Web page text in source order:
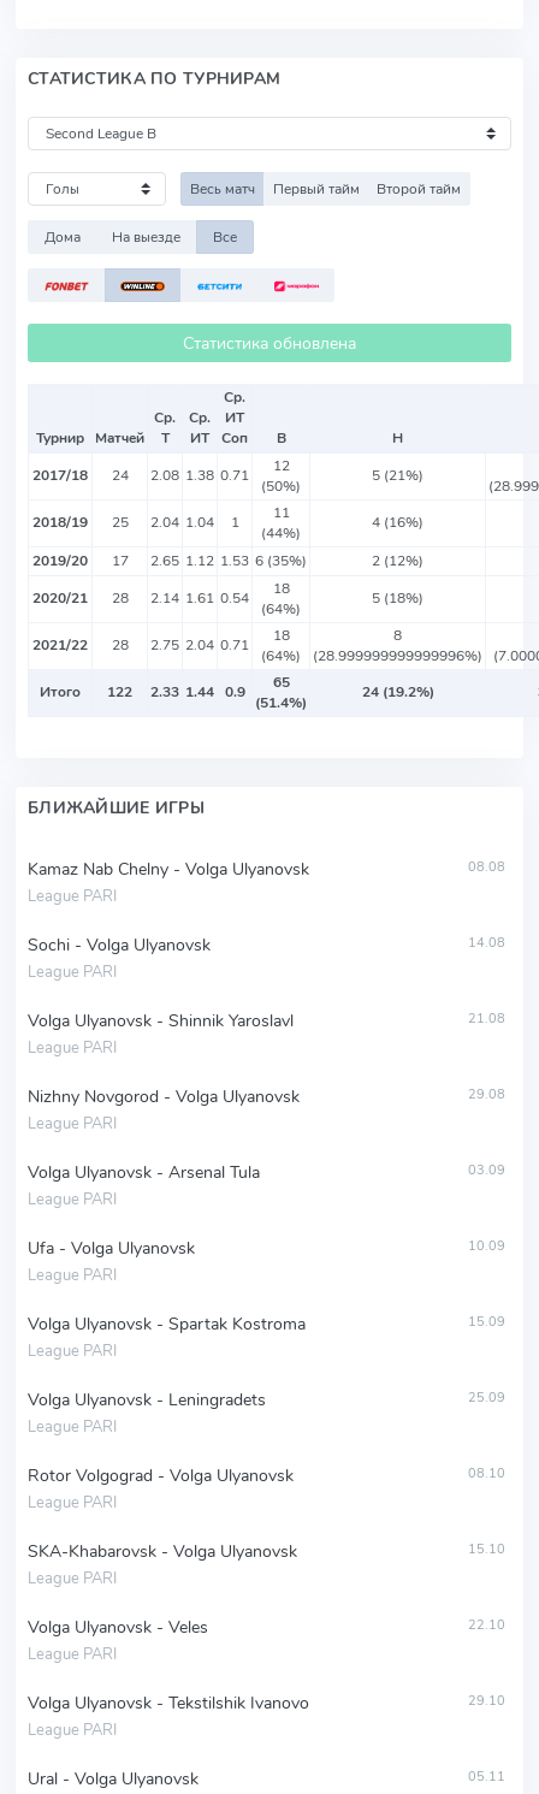
СТАТИСТИКА ПО ТУРНИРАМ
Весь матч Первый тайм Второй тайм
Дома На выезде Все
Статистика обновлена
Турнир Матчей
Ср.
Т
Ср.
ИТ
Ср.
ИТ
Соп
В
Н
2017/18
24 2.08 1.38 0.71
12
(50%)
5 (21%)
2018/19
25 2.04 1.04 1
11
(44%)
4 (16%)
2019/20
17 2.65 1.12 1.53 6 (35%)
2 (12%)
2020/21
28 2.14 1.61 0.54
18
(64%)
5 (18%)
2021/22 28 2.75 2.04 0.71
18
(64%)
8
(28.999999999999996%)
Итого
122 2.33 1.44 0.9
65
(51.4%)
24 (19.2%)
БЛИЖАЙШИЕ ИГРЫ
Kamaz Nab Chelny - Volga Ulyanovsk
League PARI
08.08
Sochi - Volga Ulyanovsk
League PARI
14.08
Volga Ulyanovsk - Shinnik Yaroslavl
League PARI
21.08
Nizhny Novgorod - Volga Ulyanovsk
League PARI
29.08
Volga Ulyanovsk - Arsenal Tula
League PARI
03.09
Ufa - Volga Ulyanovsk
League PARI
10.09
Volga Ulyanovsk - Spartak Kostroma
League PARI
15.09
Volga Ulyanovsk - Leningradets
League PARI
25.09
Rotor Volgograd - Volga Ulyanovsk
League PARI
08.10
SKA-Khabarovsk - Volga Ulyanovsk
League PARI
15.10
Volga Ulyanovsk - Veles
League PARI
22.10
Volga Ulyanovsk - Tekstilshik Ivanovo
League PARI
29.10
Ural - Volga Ulyanovsk 05.11